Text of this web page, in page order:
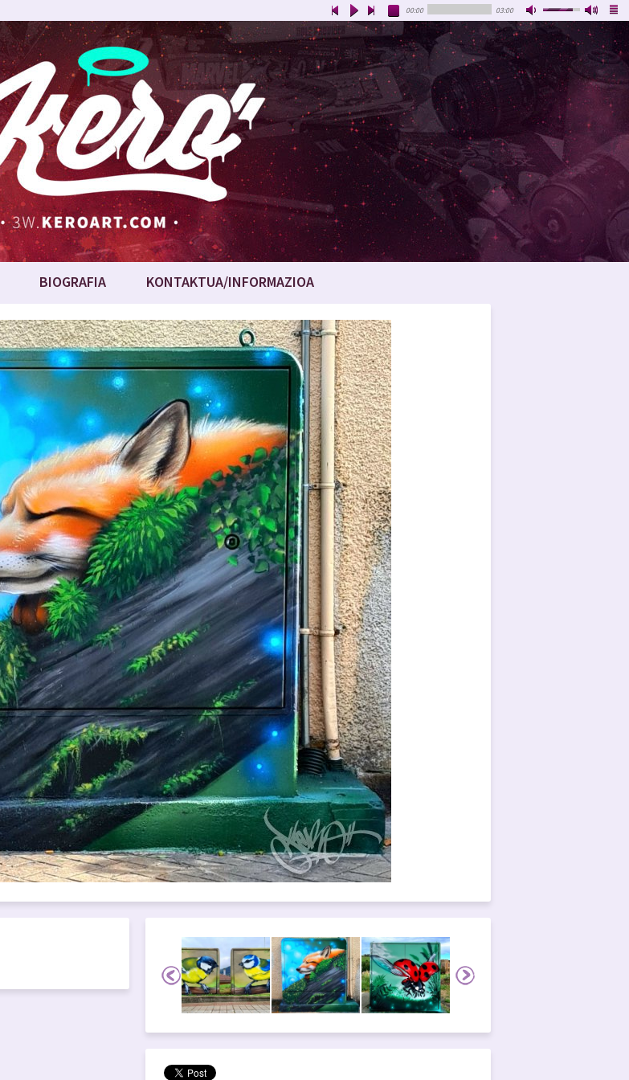
00:00 03:00
BIOGRAFIA KONTAKTUA/INFORMAZIOA